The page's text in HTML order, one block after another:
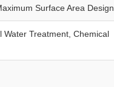
Surface Area Design
Treatment, Chemical